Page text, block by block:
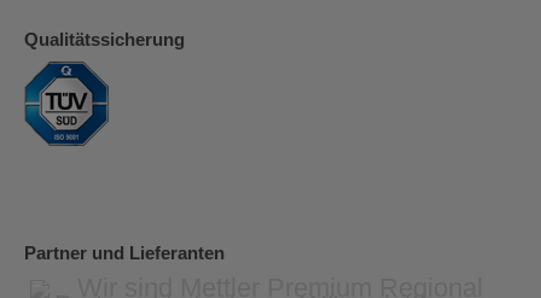
Qualitätssicherung
Partner und Lieferanten